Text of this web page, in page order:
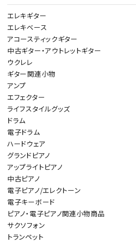
エレキギター
エレキベース
アコースティックギター
中古ギター・アウトレットギター
ウクレレ
ギター関連小物
アンプ
エフェクター
ライフスタイルグッズ
ドラム
電子ドラム
ハードウェア
グランドピアノ
アップライトピアノ
中古ピアノ
電子ピアノ/エレクトーン
電子キーボード
ピアノ・電子ピアノ関連小物商品
サクソフォン
トランペット